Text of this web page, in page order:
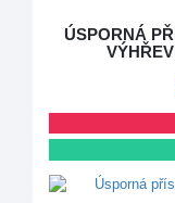
ÚSPORNÁ